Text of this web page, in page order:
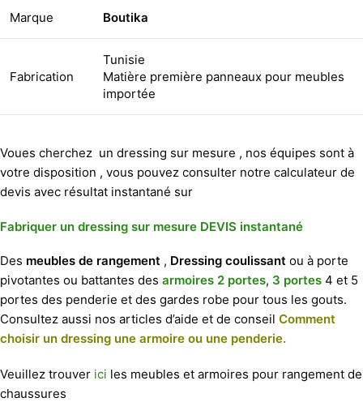
Marque Boutika
Fabrication
Tunisie
Matière première panneaux pour meubles
importée
Voues cherchez un dressing sur mesure , nos équipes sont à
votre disposition , vous pouvez consulter notre calculateur de
devis avec résultat instantané sur
Fabriquer un dressing sur mesure DEVIS instantané
Des meubles de rangement , Dressing coulissant ou à porte
pivotantes ou battantes des armoires 2 portes, 3 portes 4 et 5
portes des penderie et des gardes robe pour tous les gouts.
Consultez aussi nos articles d’aide et de conseil Comment
choisir un dressing une armoire ou une penderie.
Veuillez trouver ici les meubles et armoires pour rangement de
chaussures